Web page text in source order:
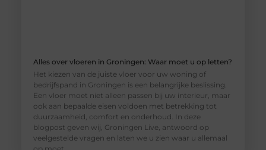
Alles over vloeren in Groningen: Waar moet u op letten?
Het kiezen van de juiste vloer voor uw woning of
bedrijfspand in Groningen is een belangrijke beslissing.
Een vloer moet niet alleen passen bij uw interieur, maar
ook aan bepaalde eisen voldoen met betrekking tot
duurzaamheid, comfort en onderhoud. In deze
blogpost geven wij, Groningen Live, antwoord op
veelgestelde vragen en laten we u zien waar u allemaal